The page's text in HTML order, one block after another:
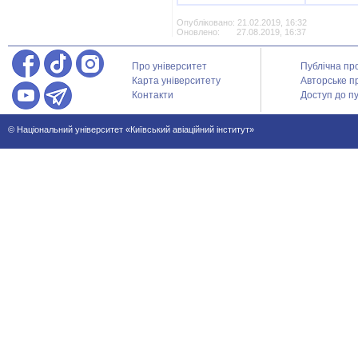
Опубліковано: 21.02.2019, 16:32
Оновлено: 27.08.2019, 16:37
Про університет
Карта університету
Контакти
Публічна
Авторське
Доступ до
© Національний університет «Київський авіаційний інститут»